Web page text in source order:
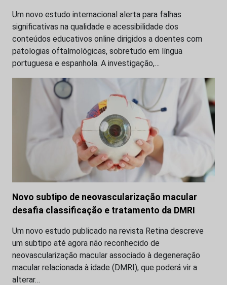
Um novo estudo internacional alerta para falhas
significativas na qualidade e acessibilidade dos
conteúdos educativos online dirigidos a doentes com
patologias oftalmológicas, sobretudo em língua
portuguesa e espanhola. A investigação,…
Novo subtipo de neovascularização macular
desafia classificação e tratamento da DMRI
Um novo estudo publicado na revista Retina descreve
um subtipo até agora não reconhecido de
neovascularização macular associado à degeneração
macular relacionada à idade (DMRI), que poderá vir a
alterar…